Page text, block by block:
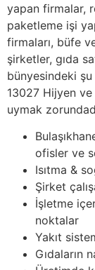
yapan firmalar,
paketleme işi
firmaları, büfe
şirketler, gıda
bünyesindeki
13027 Hijyen
uymak
ofisler ve
Isıtma &
Şirket
İşletme
noktalar
Yakıt
Gıdaların